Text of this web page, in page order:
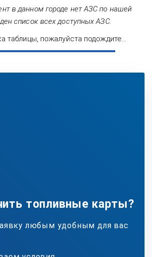
в данном городе нет АЗС по нашей
список всех доступных АЗС.
таблицы, пожалуйста подождите...
топливные карты?
любым удобным для вас